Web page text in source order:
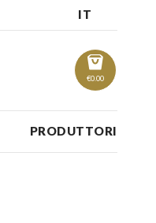
IT
€0.00
PRODUTTORI